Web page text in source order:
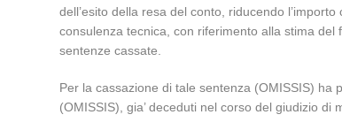
dell’esito della resa del conto, riducendo
consulenza tecnica, con riferimento alla stima
sentenze cassate.
Per la cassazione di tale sentenza (OMISSIS) ha
(OMISSIS), gia’ deceduti nel corso del giudizio